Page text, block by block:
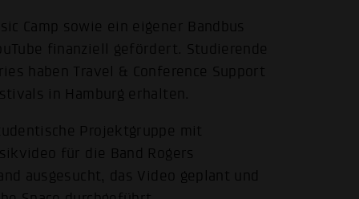
Camp sowie ein eigener Bandbus
finanziell gefördert. Studierende
haben Travel & Conference Support
in Hamburg erhalten.
Projektgruppe mit
für die Band Rogers
ausgesucht, das Video geplant und